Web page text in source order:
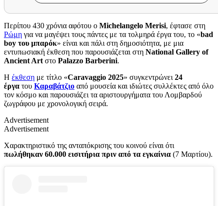
Περίπου 430 χρόνια αφότου ο Michelangelo Merisi, έφτασε στη
Ρώμη για να μαγέψει τους πάντες με τα τολμηρά έργα του, το «bad
boy του μπαρόκ» είναι και πάλι στη δημοσιότητα, με μια
εντυπωσιακή έκθεση που παρουσιάζεται στη National Gallery of
Ancient Art στο Palazzo Barberini.
Η έκθεση με τίτλο «Caravaggio 2025» συγκεντρώνει 24
έργα του Καραβάτζιο από μουσεία και ιδιώτες συλλέκτες από όλο
τον κόσμο και παρουσιάζει τα αριστουργήματα του Λομβαρδού
ζωγράφου με χρονολογική σειρά.
Advertisement
Advertisement
Χαρακτηριστικό της ανταπόκρισης του κοινού είναι ότι
πωλήθηκαν 60.000 εισιτήρια πριν από τα εγκαίνια (7 Μαρτίου).